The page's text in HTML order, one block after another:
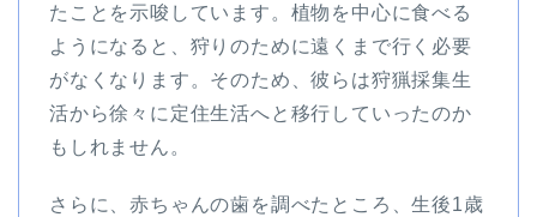
たことを示唆しています。植物を中心に食べる
ようになると、狩りのために遠くまで行く必要
がなくなります。そのため、彼らは狩猟採集生
活から徐々に定住生活へと移行していったのか
もしれません。
さらに、赤ちゃんの歯を調べたところ、生後1歳